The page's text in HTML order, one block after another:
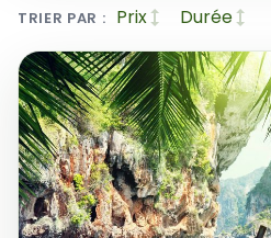
TRIER PAR : Prix Durée